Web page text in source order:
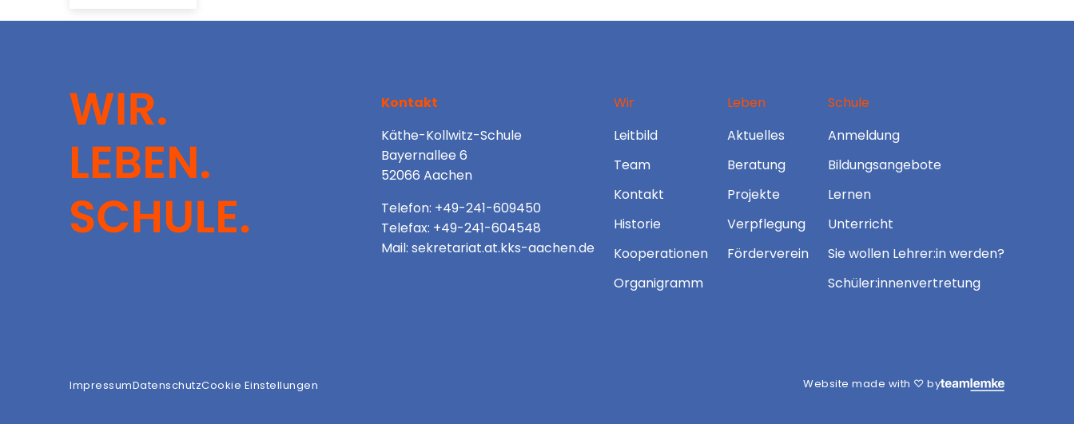
Kontakt
Käthe-Kollwitz-Schule
Bayernallee 6
52066 Aachen
Telefon: +49-241-609450
Telefax: +49-241-604548
Mail: sekretariat.at.kks-aachen.de
Wir
Leitbild
Team
Kontakt
Historie
Kooperationen
Organigramm
Leben
Aktuelles
Beratung
Projekte
Verpflegung
Förderverein
Schule
Anmeldung
Bildungsangebote
Lernen
Unterricht
Sie wollen Lehrer:in werden?
Schüler:innenvertretung
ImpressumDatenschutzCookie Einstellungen Website made with ♡ by